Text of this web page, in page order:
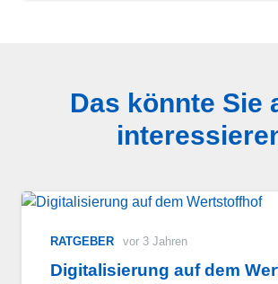
Das könnte Sie
RATGEBER vor 3 Jahren
Digitalisierung auf dem